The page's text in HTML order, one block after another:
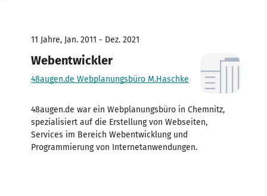
11 Jahre, Jan. 2011 - Dez. 2021
Webentwickler
48augen.de Webplanungsbüro M.Haschke
48augen.de war ein Webplanungsbüro in Chemnitz,
spezialisiert auf die Erstellung von Webseiten,
Services im Bereich Webentwicklung und
Programmierung von Internetanwendungen.